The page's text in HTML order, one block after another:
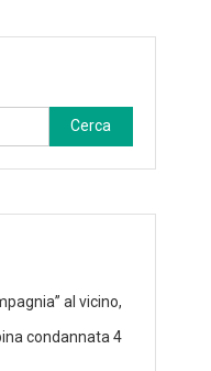
Ricerca
per:
al vicino,
condannata 4